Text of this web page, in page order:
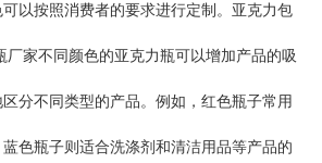
以按照消费者的要求进行定制。亚克力包
厂家不同颜色的亚克力瓶可以增加产品的吸
分不同类型的产品。例如，红色瓶子常用
色瓶子则适合洗涤剂和清洁用品等产品的